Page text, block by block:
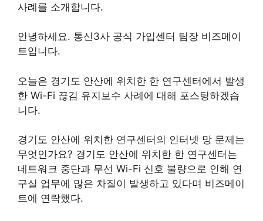
사례를 소개합니다.
안녕하세요. 통신3사 공식 가입센터 팀장 비즈메이
트입니다.
오늘은 경기도 안산에 위치한 한 연구센터에서 발생
한 Wi-Fi 끊김 유지보수 사례에 대해 포스팅하겠습
니다.
경기도 안산에 위치한 연구센터의 인터넷 망 문제는
무엇인가요? 경기도 안산에 위치한 한 연구센터는
네트워크 중단과 무선 Wi-Fi 신호 불량으로 인해 연
구실 업무에 많은 차질이 발생하고 있다며 비즈메이
트에 연락했다.